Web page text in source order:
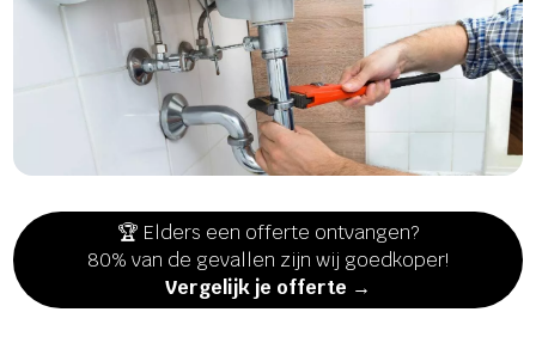
🏆 Elders een offerte ontvangen?
80% van de gevallen zijn wij goedkoper!
Vergelijk je offerte →